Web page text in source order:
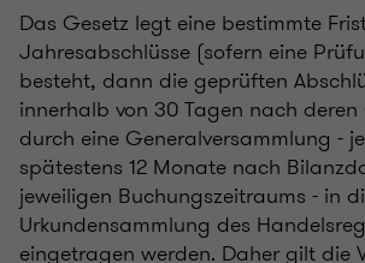
Das Gesetz legt eine bestimmte
Jahresabschlüsse (sofern eine
besteht, dann die geprüften
innerhalb von 30 Tagen nach
durch eine Generalversammlung -
spätestens 12 Monate nach
jeweiligen Buchungszeitraums - in
Urkundensammlung des
eingetragen werden. Daher gilt die